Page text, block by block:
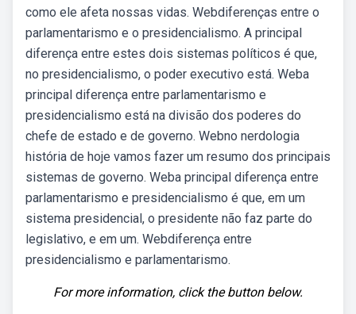
como ele afeta nossas vidas. Webdiferenças entre o
parlamentarismo e o presidencialismo. A principal
diferença entre estes dois sistemas políticos é que,
no presidencialismo, o poder executivo está. Weba
principal diferença entre parlamentarismo e
presidencialismo está na divisão dos poderes do
chefe de estado e de governo. Webno nerdologia
história de hoje vamos fazer um resumo dos principais
sistemas de governo. Weba principal diferença entre
parlamentarismo e presidencialismo é que, em um
sistema presidencial, o presidente não faz parte do
legislativo, e em um. Webdiferença entre
presidencialismo e parlamentarismo.
For more information, click the button below.